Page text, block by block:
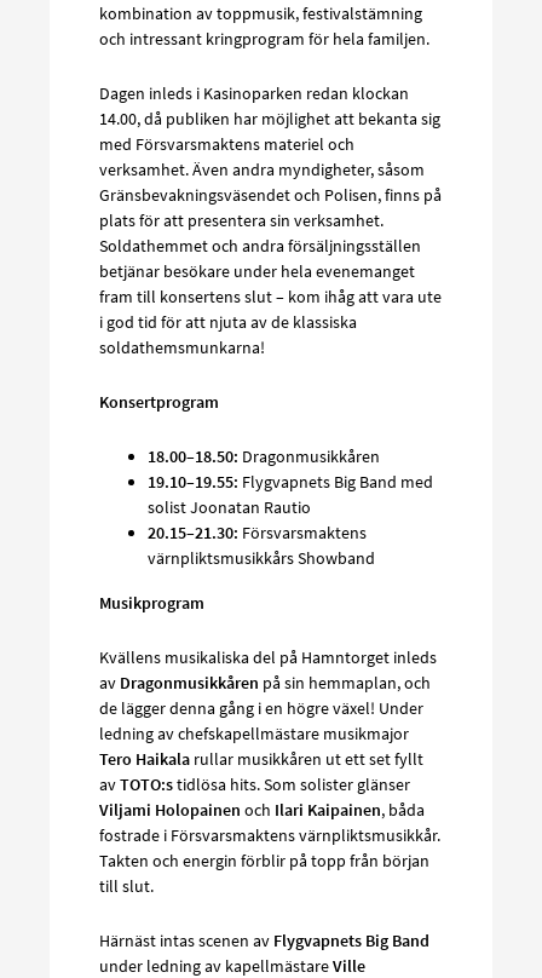
kombination av toppmusik, festivalstämning
och intressant kringprogram för hela familjen.
Dagen inleds i Kasinoparken redan klockan
14.00, då publiken har möjlighet att bekanta sig
med Försvarsmaktens materiel och
verksamhet. Även andra myndigheter, såsom
Gränsbevakningsväsendet och Polisen, finns på
plats för att presentera sin verksamhet.
Soldathemmet och andra försäljningsställen
betjänar besökare under hela evenemanget
fram till konsertens slut – kom ihåg att vara ute
i god tid för att njuta av de klassiska
soldathemsmunkarna!
Konsertprogram
18.00–18.50: Dragonmusikkåren
19.10–19.55: Flygvapnets Big Band med
solist Joonatan Rautio
20.15–21.30: Försvarsmaktens
värnpliktsmusikkårs Showband
Musikprogram
Kvällens musikaliska del på Hamntorget inleds
av Dragonmusikkåren på sin hemmaplan, och
de lägger denna gång i en högre växel! Under
ledning av chefskapellmästare musikmajor
Tero Haikala rullar musikkåren ut ett set fyllt
avTOTO:stidlösa hits. Som solister glänser
Viljami Holopainen och Ilari Kaipainen, båda
fostrade i Försvarsmaktens värnpliktsmusikkår.
Takten och energin förblir på topp från början
till slut.
Härnäst intas scenen av Flygvapnets Big Band
under ledning av kapellmästareVille